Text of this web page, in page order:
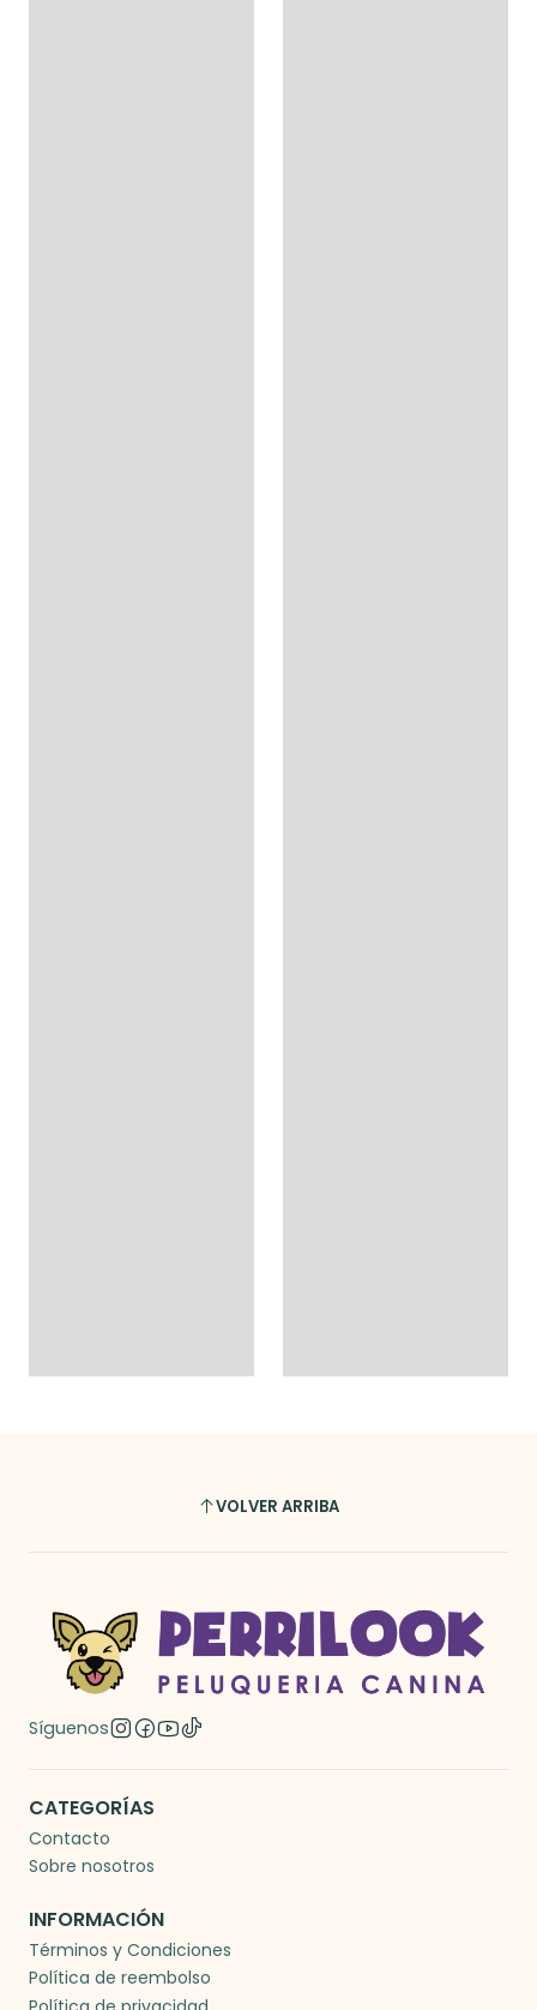
VOLVER ARRIBA
Síguenos
CATEGORÍAS
Contacto
Sobre nosotros
INFORMACIÓN
Términos y Condiciones
Política de reembolso